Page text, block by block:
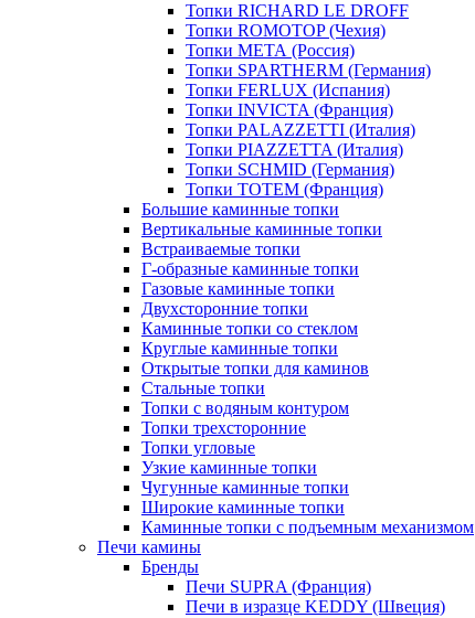
Топки RICHARD LE DROFF
Топки ROMOTOP (Чехия)
Топки МЕТА (Россия)
Топки SPARTHERM (Германия)
Топки FERLUX (Испания)
Топки INVICTA (Франция)
Топки PALAZZETTI (Италия)
Топки PIAZZETTA (Италия)
Топки SCHMID (Германия)
Топки TOTEM (Франция)
Большие каминные топки
Вертикальные каминные топки
Встраиваемые топки
Г-образные каминные топки
Газовые каминные топки
Двухсторонние топки
Каминные топки со стеклом
Круглые каминные топки
Открытые топки для каминов
Стальные топки
Топки с водяным контуром
Топки трехсторонние
Топки угловые
Узкие каминные топки
Чугунные каминные топки
Широкие каминные топки
Каминные топки с подъемным механизмом
Печи камины
Бренды
Печи SUPRA (Франция)
Печи в изразце KEDDY (Швеция)